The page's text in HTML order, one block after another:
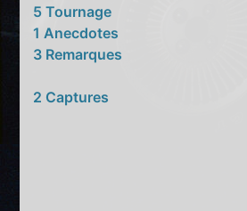
5 Tournage
1 Anecdotes
3 Remarques
2 Captures